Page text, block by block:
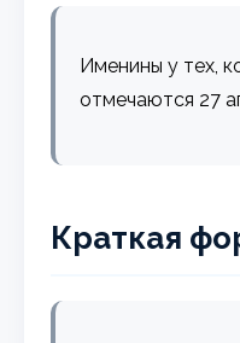
Именины у тех,
отмечаются 27
Краткая